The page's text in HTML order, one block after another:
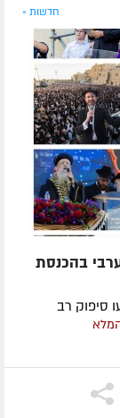
חדשות »
בהכנסת
סיפוק רב